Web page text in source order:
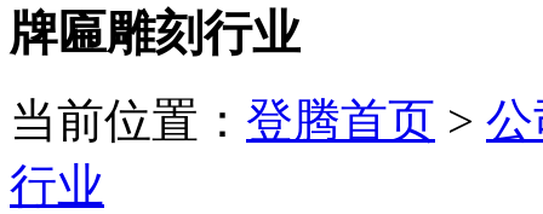
牌匾雕刻行业
当前位置： 登腾首页 >
行业